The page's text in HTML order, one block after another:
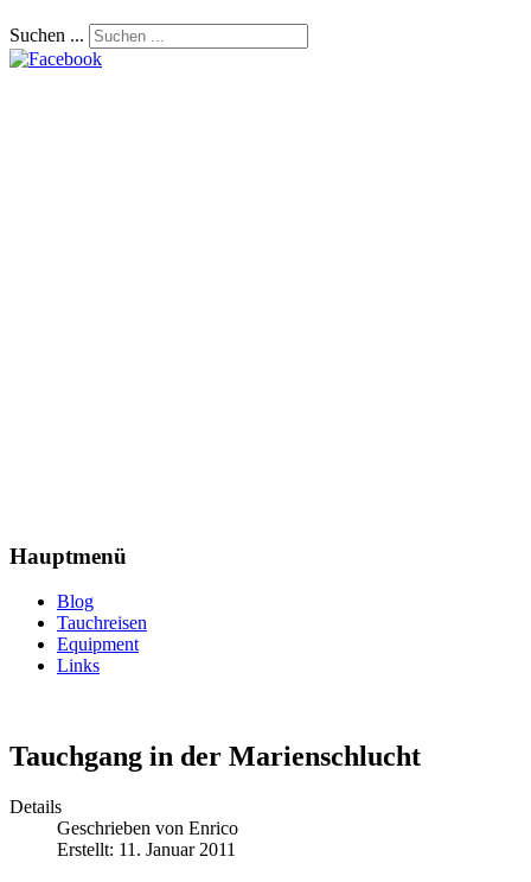
Suchen ...
Hauptmenü
Blog
Tauchreisen
Equipment
Links
Tauchgang in der Marienschlucht
Details
Geschrieben von Enrico
Erstellt: 11. Januar 2011